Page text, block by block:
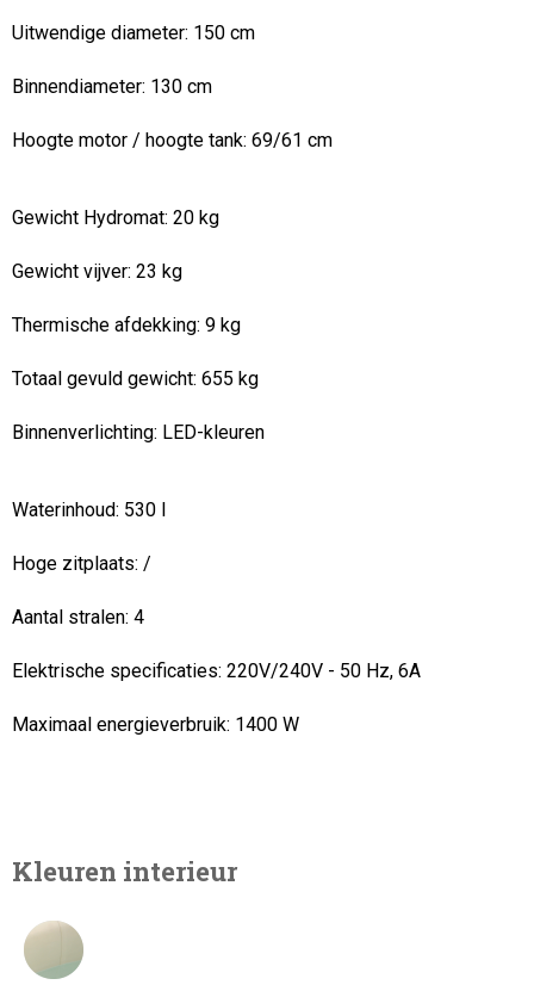
Uitwendige diameter: 150 cm
Binnendiameter: 130 cm
Hoogte motor / hoogte tank: 69/61 cm
Gewicht Hydromat: 20 kg
Gewicht vijver: 23 kg
Thermische afdekking: 9 kg
Totaal gevuld gewicht: 655 kg
Binnenverlichting: LED-kleuren
Waterinhoud: 530 l
Hoge zitplaats: /
Aantal stralen: 4
Elektrische specificaties: 220V/240V - 50 Hz, 6A
Maximaal energieverbruik: 1400 W
Kleuren interieur